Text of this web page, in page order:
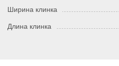
Ширина клинка
Длина клинка